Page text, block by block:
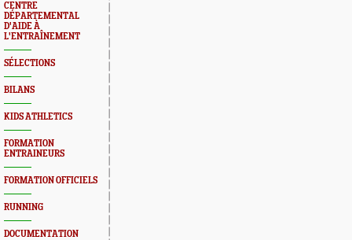
CENTRE
DÉPARTEMENTAL
D'AIDE À
L'ENTRAÎNEMENT
SÉLECTIONS
BILANS
KIDS ATHLETICS
FORMATION
ENTRAINEURS
FORMATION OFFICIELS
RUNNING
DOCUMENTATION